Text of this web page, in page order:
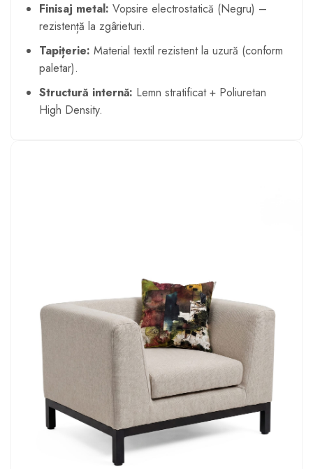
Finisaj metal: Vopsire electrostatică (Negru) –
rezistență la zgârieturi.
Tapițerie: Material textil rezistent la uzură (conform
paletar).
Structură internă: Lemn stratificat + Poliuretan
High Density.